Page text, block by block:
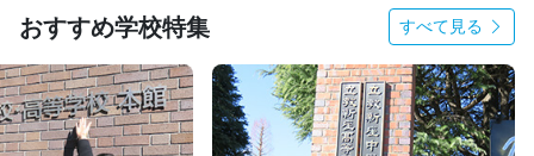
おすすめ学校特集 すべて見る